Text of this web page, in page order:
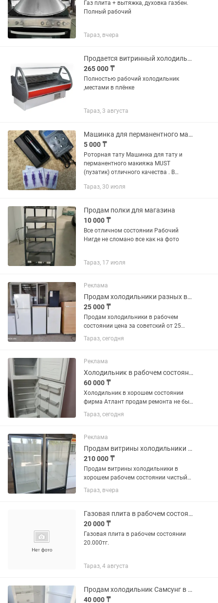
Газ плита + вытяжка, духовка газбен.
Полный рабочий
Тараз, вчера
Продается витринный холодильник 2 метра
265 000 ₸
Полностью рабочий холодильник
,местами в плёнке
Тараз, 3 августа
Машинка для перманентного макияжа Must (пузатик)
5 000 ₸
Роторная тату Машинка для тату и
перманентного макияжа MUST
(пузатик) отличного качества . В
корпуса отполированы, без люфта.
обеспечивает...
Тараз, 30 июля
Продам полки для магазина
10 000 ₸
Все отличном состоянии Рабочий
Нигде не сломано все как на фото
Тараз, 17 июля
Реклама
Продам холодильники разных видов в хорошем рабочем состоянии с доставкой по
25 000 ₸
Продам холодильники в рабочем
состоянии цена за советский от 25
тысяч иномарки маленький офисные
от 35 тысяч есть доставка по городу по
Тараз, сегодня
Реклама
Холодильник в рабочем состоянии
60 000 ₸
Холодильник в хорошем состоянии
фирма Атлант продам ремонта не был
всё работает торг на месте
Тараз, сегодня
Реклама
Продам витрины холодильники в хорошем рабочем состоянии чистый
210 000 ₸
Продам витрины холодильники в
хорошем рабочем состоянии чистый
цена за каждый по 250 тысяч
Тараз, вчера
Газовая плита в рабочем состоянии
20 000 ₸
Газовая плита в рабочем состоянии
20.000тг.
Тараз, 4 августа
Продам холодильник Самсунг в хорошем рабочем состоянии
40 000 ₸